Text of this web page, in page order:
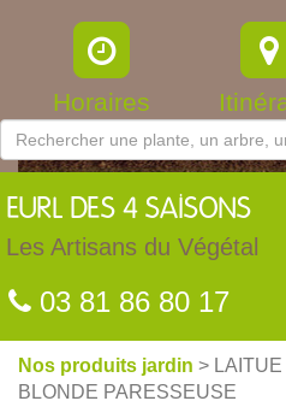
Horaires
EURL DES 4 SAISONS
Les Artisans du Végétal
03 81 86 80 17
Nos produits jardin >
BLONDE PARESSEUSE